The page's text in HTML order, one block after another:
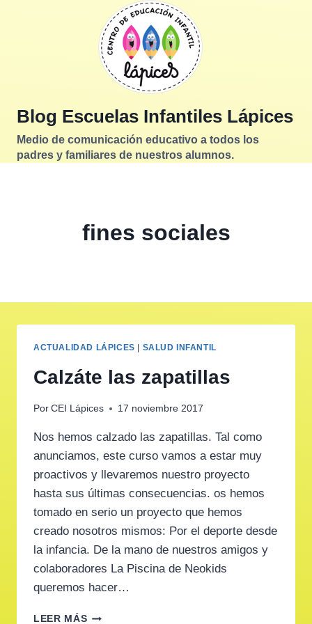
Blog Escuelas Infantiles Lápices
Medio de comunicación educativo a todos los
padres y familiares de nuestros alumnos.
fines sociales
ACTUALIDAD LÁPICES SALUD INFANTIL
Calzáte las zapatillas
Por CEI Lápices 17 noviembre 2017
Nos hemos calzado las zapatillas. Tal como
anunciamos, este curso vamos a estar muy
proactivos y llevaremos nuestro proyecto
hasta sus últimas consecuencias. os hemos
tomado en serio un proyecto que hemos
creado nosotros mismos: Por el deporte desde
la infancia. De la mano de nuestros amigos y
colaboradores La Piscina de Neokids
queremos hacer…
LEER MÁSCALZÁTE